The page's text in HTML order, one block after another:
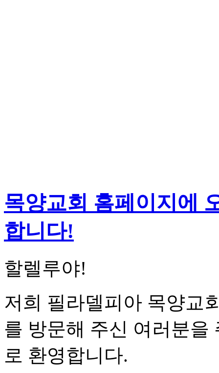
목양교회 홈페이지에
합니다!
할렐루야!
저희 필라델피아 목양교
를 방문해 주신 여러분을
로 환영합니다.